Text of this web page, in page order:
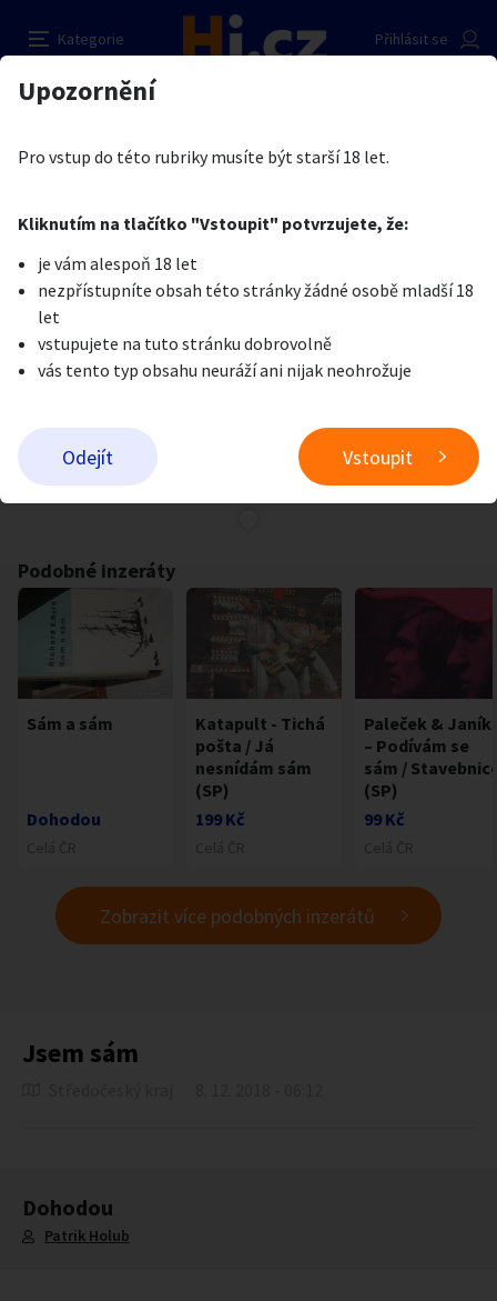
Kategorie
Přihlásit se
Auto-moto
Reality a bydlení Seznamka
Zvířata
Stroje a nářadí PC a elektro Sport a hobby
Sběratelství
Přidat inzerát
Erotika
Je nám líto, ale tenhle inzerát již není aktuální.
Podobné inzeráty
Sám a sám
Dohodou
Katapult - Tichá
pošta / Já
nesnídám sám
(SP)
199 Kč
Paleček & Janík
– Podívám se
sám /
(SP)
99 Kč
Zobrazit více podobných inzerátů
Jsem sám
Dohodou
Patrik Holub
Jsem sám
Kupující
Pošlete uživateli zprávu
Nahlásit inzerát
Upozornění
Pro vstup do této rubriky musíte být starší 18 let.
Kliknutím na tlačítko "Vstoupit" potvrzujete, že:
je vám alespoň 18 let
nezpřístupníte obsah této stránky žádné osobě mladší 18
let
vstupujete na tuto stránku dobrovolně
vás tento typ obsahu neuráží ani nijak neohrožuje
Odejít Vstoupit